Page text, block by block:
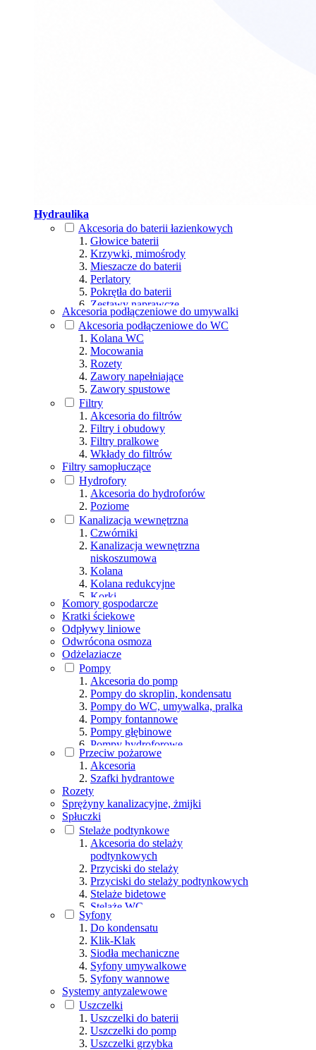
Hydraulika
Akcesoria do baterii łazienkowych
Głowice baterii
Krzywki, mimośrody
Mieszacze do baterii
Perlatory
Pokrętła do baterii
Zestawy naprawcze
Akcesoria podłączeniowe do umywalki
Akcesoria podłączeniowe do WC
Kolana WC
Mocowania
Rozety
Zawory napełniające
Zawory spustowe
Filtry
Akcesoria do filtrów
Filtry i obudowy
Filtry pralkowe
Wkłady do filtrów
Filtry samopłuczące
Hydrofory
Akcesoria do hydroforów
Poziome
Kanalizacja wewnętrzna
Czwórniki
Kanalizacja wewnętrzna
niskoszumowa
Kolana
Kolana redukcyjne
Korki
Napowietrzacze
Nasuwki
Pozostałe
Redukcje
Rewizje
Rury
Trapery
Trójniki
Wywiewki
Komory gospodarcze
Kratki ściekowe
Odpływy liniowe
Odwrócona osmoza
Odżelaziacze
Pompy
Akcesoria do pomp
Pompy do skroplin, kondensatu
Pompy do WC, umywalka, pralka
Pompy fontannowe
Pompy głębinowe
Pompy hydroforowe
Pompy ręczne
Pompy zatapialne
Pozostałe
Przeciw pożarowe
Akcesoria
Szafki hydrantowe
Rozety
Sprężyny kanalizacyjne, żmijki
Spłuczki
Stelaże podtynkowe
Akcesoria do stelaży
podtynkowych
Przyciski do stelaży
Przyciski do stelaży podtynkowych
Stelaże bidetowe
Stelaże WC
Syfony
Do kondensatu
Klik-Klak
Siodła mechaniczne
Syfony umywalkowe
Syfony wannowe
Systemy antyzalewowe
Uszczelki
Uszczelki do baterii
Uszczelki do pomp
Uszczelki grzybka